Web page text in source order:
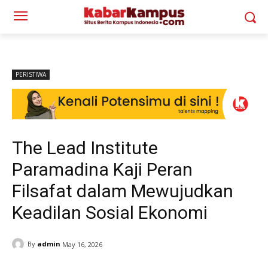
PERISTIWA
The Lead Institute
Paramadina Kaji Peran
Filsafat dalam Mewujudkan
Keadilan Sosial Ekonomi
By admin May 16, 2026